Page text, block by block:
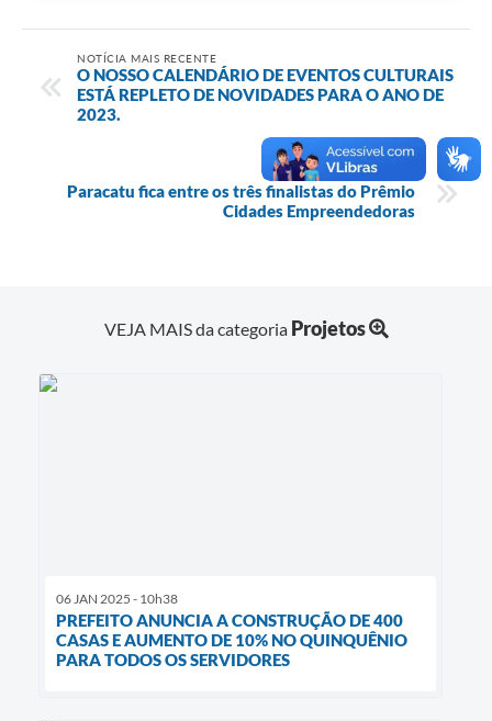
NOTÍCIA MAIS RECENTE
O NOSSO CALENDÁRIO DE EVENTOS CULTURAIS
ESTÁ REPLETO DE NOVIDADES PARA O ANO DE
2023.
NOTÍCIA MENOS RECENTE
Paracatu fica entre os três finalistas do Prêmio
Cidades Empreendedoras
VEJA MAIS da categoria Projetos
06 JAN 2025 - 10h38
PREFEITO ANUNCIA A CONSTRUÇÃO DE 400
CASAS E AUMENTO DE 10% NO QUINQUÊNIO
PARA TODOS OS SERVIDORES